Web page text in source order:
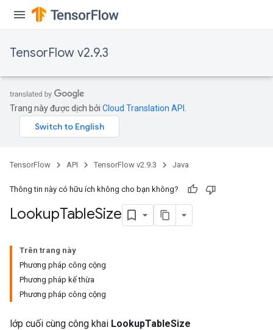
TensorFlow v2.9.3
Trang này được dịch bởi Cloud Translation API
TensorFlow API TensorFlow v2.9.3 Java
Thông tin này có hữu ích không cho bạn không?
LookupTableSize
Trên trang này
Phương pháp công cộng
Phương pháp kế thừa
Phương pháp công cộng
lớp cuối cùng công khai LookupTableSize